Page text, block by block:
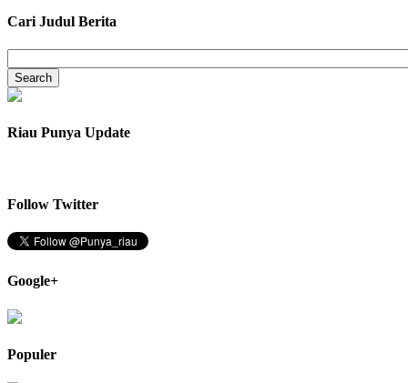
Cari Judul Berita
Riau Punya Update
Follow Twitter
Google+
Populer